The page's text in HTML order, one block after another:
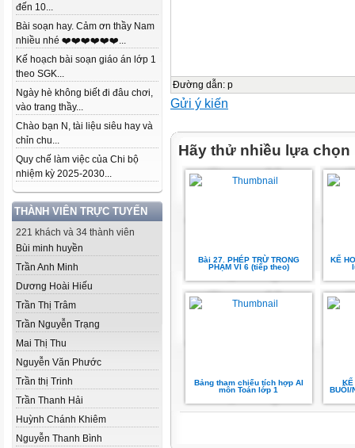
đến 10...
Bài soạn hay. Cảm ơn thầy Nam
nhiều nhé ❤️❤️❤️❤️❤️❤️...
Kế hoạch bài soạn giáo án lớp 1
theo SGK...
Ngày hè không biết đi đâu chơi,
vào trang thầy...
Chào bạn N, tài liệu siêu hay và
chỉn chu...
Quy chế làm việc của Chi bộ
nhiệm kỳ 2025-2030...
THÀNH VIÊN TRỰC TUYẾN
221 khách và 34 thành viên
Bùi minh huyền
Trần Anh Minh
Dương Hoài Hiếu
Trần Thị Trâm
Trần Nguyễn Trạng
Mai Thị Thu
Nguyễn Văn Phước
Trần thị Trinh
Trần Thanh Hải
Huỳnh Chánh Khiêm
Nguyễn Thanh Bình
Đường dẫn: p
Gửi ý kiến
Hãy thử nhiều lựa chọn
Bài 27. PHÉP TRỪ TRONG
PHẠM VI 6 (tiếp theo)
KẾ
Bảng tham chiếu tích hợp AI
môn Toán lớp 1
KẾ
BUỔI/